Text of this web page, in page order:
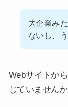
大企業み
ないし、
Webサイトか
じていませんか